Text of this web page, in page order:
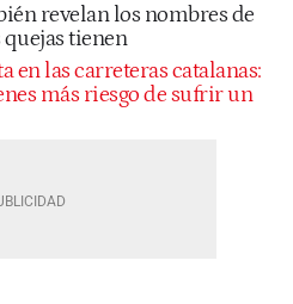
revelan los nombres de
quejas tienen
en las carreteras catalanas:
más riesgo de sufrir un